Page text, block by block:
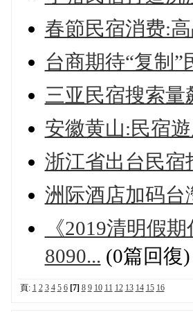
春節民宿消费:
台商期待“复制
三亚民宿搜索量
安徽黄山:民宿
浙江省出台民宿
洲际酒店加码台
《2019清明假
8090... (0篇回復)
頁: 1 2 3 4 5 6 [7] 8 9 10 11 12 13 14 15 16